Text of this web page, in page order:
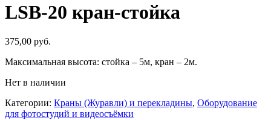
LSB-20 кран-стойка
375,00 руб.
Максимальная высота: стойка – 5м, кран – 2м.
Нет в наличии
Категории: Краны (Журавли) и перекладины, Оборудование
для фотостудий и видеосъёмки